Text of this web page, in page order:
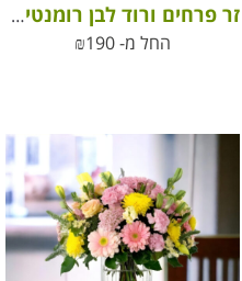
זר פרחים ורוד לבן רומנטיקה ורודה
החל מ-
₪190